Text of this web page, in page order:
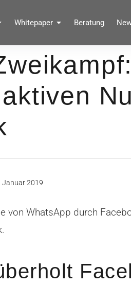
by BRANDPUNKT
Whitepaper Beratung
Januar 2019
von WhatsApp durch